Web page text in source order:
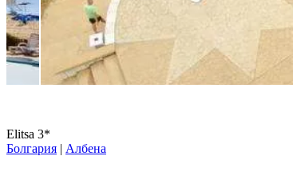
Elitsa 3*
Болгария | Албена